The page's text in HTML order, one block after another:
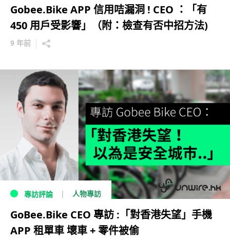
Gobee.Bike APP 信用咭漏洞 ! CEO ：「有
450 用戶受影響」（附：檢查有否中招方法)
9 年前
專訪評論 人物專訪
GoBee.Bike CEO 專訪 :「對香港失望」手機
APP 租單車 壞車 + 零件被偷